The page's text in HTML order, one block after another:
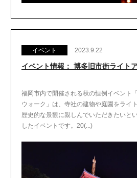
イベント 2023.9.22
イベント情報： 博多旧市街ライト
福岡市内で開催される秋の恒例イベント
ウォーク」は、寺社の建物や庭園をライ
歴史的な景観に親しんでいただきたいと
したイベントです。20(...)